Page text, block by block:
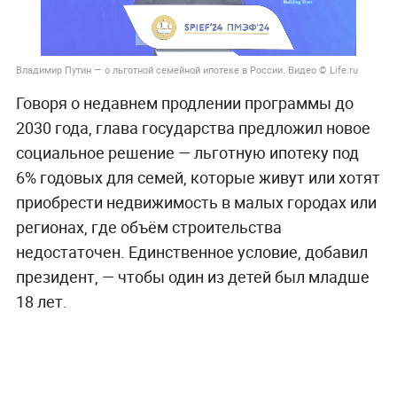
Владимир Путин — о льготной семейной ипотеке в России. Видео © Life.ru
Говоря о недавнем продлении программы до
2030 года, глава государства предложил новое
социальное решение — льготную ипотеку под
6% годовых для семей, которые живут или хотят
приобрести недвижимость в малых городах или
регионах, где объём строительства
недостаточен. Единственное условие, добавил
президент, — чтобы один из детей был младше
18 лет.